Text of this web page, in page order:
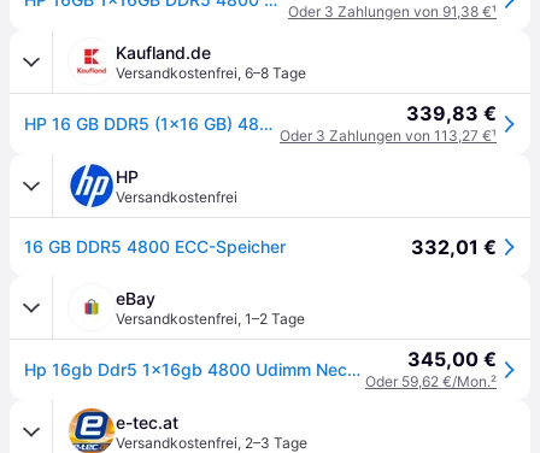
Oder 3 Zahlungen von 91,38 €¹
Kaufland.de
Versandkostenfrei, 6–8 Tage
HP 16 GB DDR5 (1x16 GB) 4800 SODIMM NECC-Speicher, 16 GB, 1 x 16 GB, DDR5, 4800 MHz, 262-pin SO-DIMM 339,83 €
Oder 3 Zahlungen von 113,27 €¹
HP
Versandkostenfrei
16 GB DDR5 4800 ECC-Speicher 332,01 €
eBay
Versandkostenfrei, 1–2 Tage
Hp 16gb Ddr5 1x16gb 4800 Udimm Necc Memory 345,00 €
Oder 59,62 €/Mon.²
e-tec.at
Versandkostenfrei, 2–3 Tage